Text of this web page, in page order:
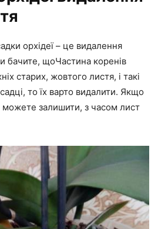
орхідеї – це видалення
бачите, щоЧастина коренів
старих, жовтого листя, і такі
то їх варто видалити. Якщо
залишити, з часом лист